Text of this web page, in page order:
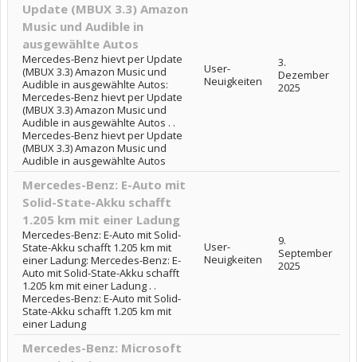
Update (MBUX 3.3) Amazon
Music und Audible in
ausgewählte Autos
Mercedes-Benz hievt per Update
(MBUX 3.3) Amazon Music und
Audible in ausgewählte Autos:
Mercedes-Benz hievt per Update
(MBUX 3.3) Amazon Music und
Audible in ausgewählte Autos . .
Mercedes-Benz hievt per Update
(MBUX 3.3) Amazon Music und
Audible in ausgewählte Autos
User-
Neuigkeiten
3.
Dezember
2025
Mercedes-Benz: E-Auto mit
Solid-State-Akku schafft
1.205 km mit einer Ladung
Mercedes-Benz: E-Auto mit Solid-
State-Akku schafft 1.205 km mit
einer Ladung: Mercedes-Benz: E-
Auto mit Solid-State-Akku schafft
1.205 km mit einer Ladung . .
Mercedes-Benz: E-Auto mit Solid-
State-Akku schafft 1.205 km mit
einer Ladung
User-
Neuigkeiten
9.
September
2025
Mercedes-Benz: Microsoft